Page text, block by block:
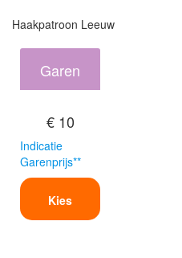
Haakpatroon Leeuw
Garen
€ 10
Indicatie
Garenprijs**
Kies